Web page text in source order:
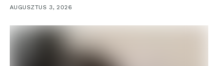
AUGUSZTUS 3, 2026